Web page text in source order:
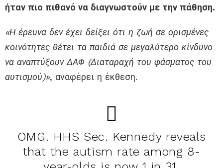
ήταν πιο πιθανό να διαγνωστούν με την πάθηση.
«Η έρευνα δεν έχει δείξει ότι η ζωή σε ορισμένες
κοινότητες θέτει τα παιδιά σε μεγαλύτερο κίνδυνο
να αναπτύξουν ΔΑΦ (Διαταραχή του φάσματος του
αυτισμού)», αναφέρει η έκθεση.
OMG. HHS Sec. Kennedy reveals
that the autism rate among 8-